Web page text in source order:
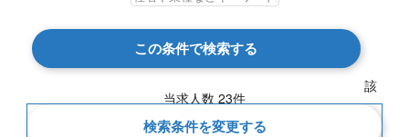
この条件で検索する
該
当求人数 23件
検索条件を変更する
現在の検索条件